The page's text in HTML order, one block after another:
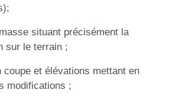
situant précisément la
sur le terrain ;
coupe et élévations mettant en
modifications ;